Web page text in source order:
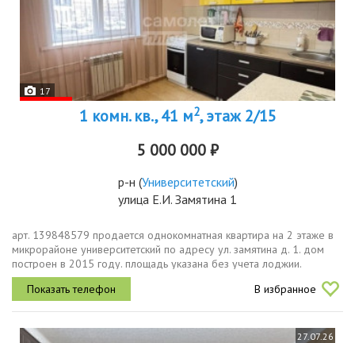
17
1 комн. кв., 41 м2, этаж 2/15
5 000 000 ₽
р-н (Университетский)
улица Е.И. Замятина 1
арт. 139848579 продается однокомнатная квартира на 2 этаже в
микрорайоне университетский по адресу ул. замятина д. 1. дом
построен в 2015 году. площадь указана без учета лоджии.
отдельно лоджия составляет 5,5 м2 очень большая можно
использовать...
В избранное
27.07.26